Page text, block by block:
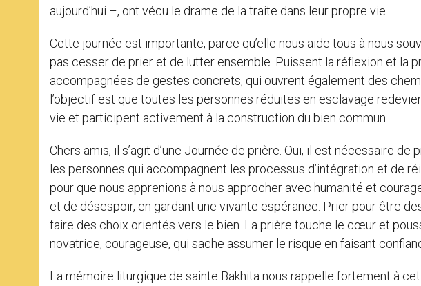
aujourd’hui –, ont vécu le drame de la traite dans leur propre vie.
Cette journée est importante, parce qu’elle nous aide tous à nous
pas cesser de prier et de lutter ensemble. Puissent la réflexion et la
accompagnées de gestes concrets, qui ouvrent également des
l’objectif est que toutes les personnes réduites en esclavage
vie et participent activement à la construction du bien commun.
Chers amis, il s’agit d’une Journée de prière. Oui, il est nécessaire
les personnes qui accompagnent les processus d’intégration et de
pour que nous apprenions à nous approcher avec humanité et
et de désespoir, en gardant une vivante espérance. Prier pour être
faire des choix orientés vers le bien. La prière touche le cœur et
novatrice, courageuse, qui sache assumer le risque en faisant
La mémoire liturgique de sainte Bakhita nous rappelle fortement à